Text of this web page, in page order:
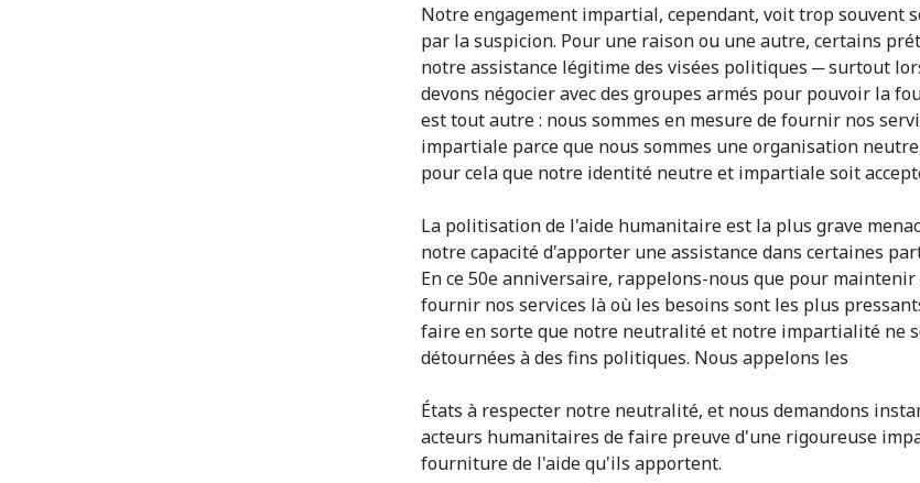
Notre engagement impartial, cependant, voit trop souvent
par la suspicion. Pour une raison ou une autre, certains
notre assistance légitime des visées politiques ─ surtout
devons négocier avec des groupes armés pour pouvoir la
est tout autre : nous sommes en mesure de fournir nos
impartiale parce que nous sommes une organisation
pour cela que notre identité neutre et impartiale soit
La politisation de l'aide humanitaire est la plus grave
notre capacité d'apporter une assistance dans certaines
En ce 50e anniversaire, rappelons-nous que pour maintenir
fournir nos services là où les besoins sont les plus
faire en sorte que notre neutralité et notre impartialité ne
détournées à des fins politiques. Nous appelons les
États à respecter notre neutralité, et nous demandons
acteurs humanitaires de faire preuve d'une rigoureuse
fourniture de l'aide qu'ils apportent.